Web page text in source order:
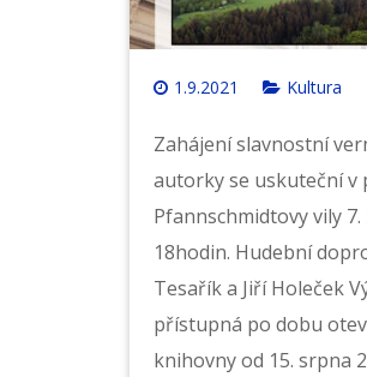
1.9.2021 Kultura
Zahájení slavnostní
autorky se uskuteční v
Pfannschmidtovy vily 7.
18hodin. Hudební
Tesařík a Jiří Holeček
přístupná po dobu
knihovny od 15. srpna